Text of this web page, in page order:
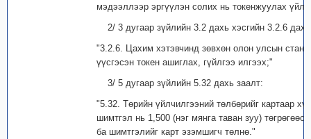
мэдээллээр эргүүлэн солих нь токенжуулах
2/ 3 дугаар зүйлийн 3.2 дахь хэсгийн 3.2.6
"3.2.6. Цахим хэтэвчинд зөвхөн олон улсын
үүсгэсэн токен ашиглах, гүйлгээ илгээх;"
3/ 5 дугаар зүйлийн 5.32 дахь заалт:
"5.32. Төрийн үйлчилгээний төлбөрийг картаар
шимтгэл нь 1,500 (нэг мянга таван зуу) төгрөгөөс
ба шимтгэлийг карт эзэмшигч төлнө."